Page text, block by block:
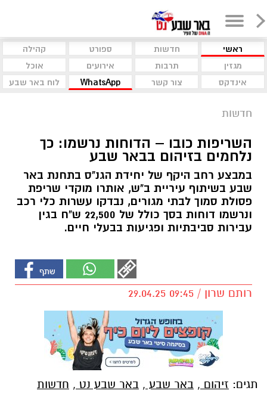
ראשי חדשות ספורט
קהילה
מגזין
תרבות אירועים
אוכל
אינדקס
צור קשר WhatsApp לוח באר שבע
חדשות
השריפות כובו – הדוחות נרשמו: כך
נלחמים בזיהום בבאר שבע
במבצע רחב היקף של יחידת הגנ"ס בתחנת באר
שבע בשיתוף עיריית ב"ש, אותרו מוקדי שריפת
פסולת סמוך לבתי מגורים, נבדקו עשרות כלי רכב
ונרשמו דוחות בסך כולל של 22,500 ש"ח בגין
עבירות סביבתיות ופגיעות בבעלי חיים.
רותם שרון / 09:45 29.04.25
תגים: זיהום , באר שבע , באר שבע נט , חדשות